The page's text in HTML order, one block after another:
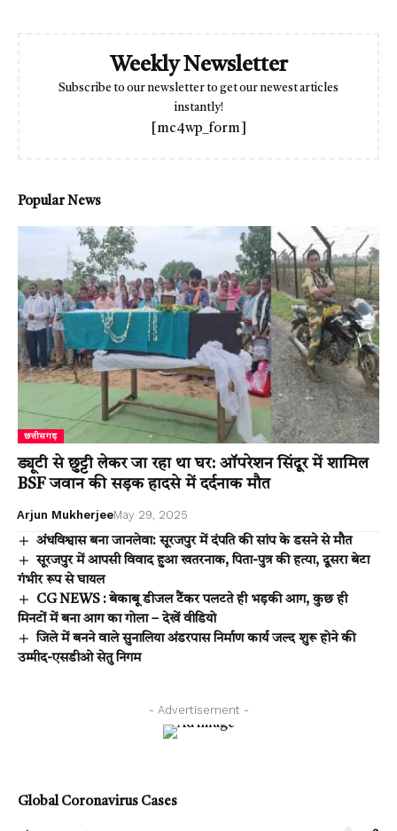
Weekly Newsletter
Subscribe to our newsletter to get our newest articles
instantly!
[mc4wp_form]
Popular News
छत्तीसगढ़
ड्यूटी से छुट्टी लेकर जा रहा था घर: ऑपरेशन सिंदूर में शामिल
BSF जवान की सड़क हादसे में दर्दनाक मौत
Arjun MukherjeeMay 29, 2025
अंधविश्वास बना जानलेवा: सूरजपुर में दंपति की सांप के डसने से मौत
सूरजपुर में आपसी विवाद हुआ खतरनाक, पिता-पुत्र की हत्या, दूसरा बेटा
गंभीर रूप से घायल
CG NEWS : बेकाबू डीजल टैंकर पलटते ही भड़की आग, कुछ ही
मिनटों में बना आग का गोला – देखें वीडियो
जिले में बनने वाले सुनालिया अंडरपास निर्माण कार्य जल्द शुरू होने की
उम्मीद-एसडीओ सेतु निगम
- Advertisement -
Global Coronavirus Cases